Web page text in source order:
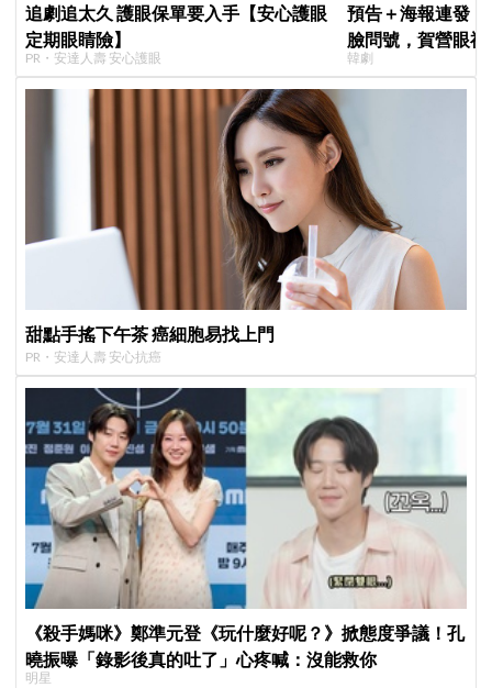
追劇追太久 護眼保單要入手【安心護眼
定期眼睛險】
PR・安達人壽 安心護眼
預告＋海報連發
臉問號，賀營眼
戀愛》定檔8月7
猜結局
韓劇
甜點手搖下午茶 癌細胞易找上門
PR・安達人壽 安心抗癌
《殺手媽咪》鄭準元登《玩什麼好呢？》掀態度爭議！孔
曉振曝「錄影後真的吐了」心疼喊：沒能救你
明星